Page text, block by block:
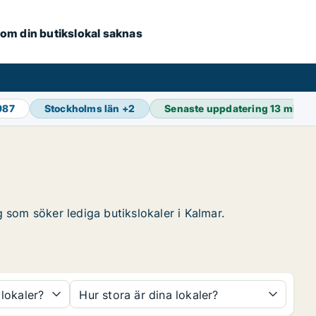
din butikslokal saknas
Stockholms län +2 Senaste uppdatering13 min
söker lediga butikslokaler i Kalmar.
Hur stora är dina lokaler?